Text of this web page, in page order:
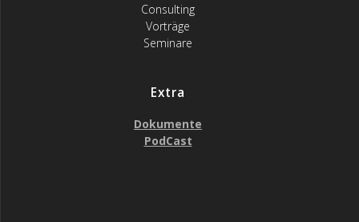
Consulting
Vorträge
Seminare
Extra
Dokumente
PodCast